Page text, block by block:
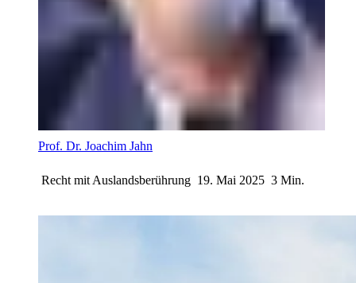
Prof. Dr. Joachim Jahn
Recht mit Auslandsberührung 19. Mai 2025 3 Min.